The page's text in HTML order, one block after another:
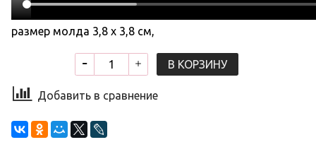
размер молда 3,8 х 3,8 см,
В КОРЗИНУ
Добавить в сравнение